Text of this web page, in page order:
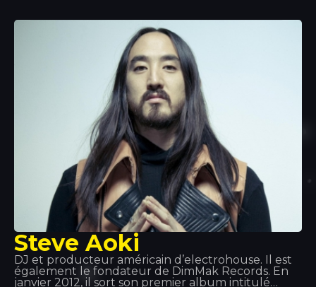
il a rejoint la Troupe D’Elite, qui comprenait
également le rappeur Er Nyah (plus tard connu
sous le nom d’Ernia), la chanteuse Maite et le
producteur Fonzie (plus tard connu sous le nom
de Fawzi). La même année, il a reçu une invitation
du rappeur Gué Pequeno pour signer avec le
label Tanta Roba et a effectué une tournée avec
Steve Aoki
DJ et producteur américain d’electrohouse. Il est
également le fondateur de DimMak Records. En
janvier 2012, il sort son premier album intitulé